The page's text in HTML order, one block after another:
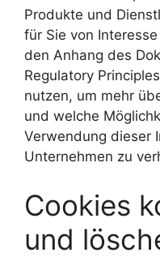
Produkte und
für Sie von
den Anhang des
Regulatory
nutzen, um mehr
und welche
Verwendung dieser
Unternehmen zu
Cookies
und